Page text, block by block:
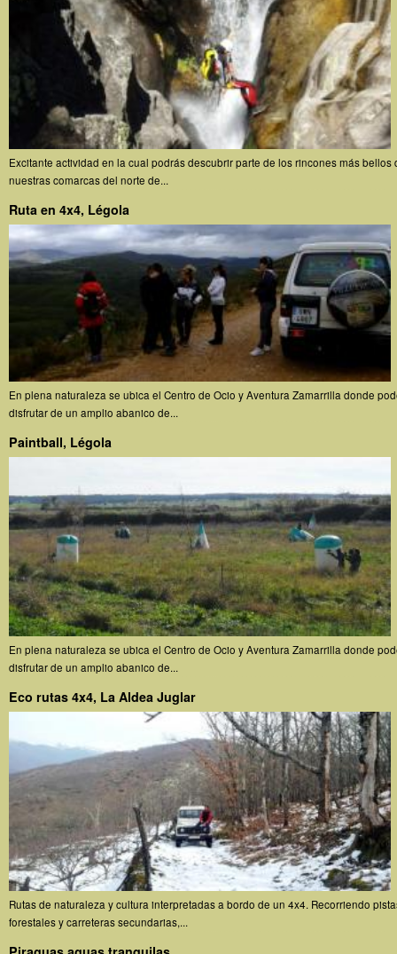
Excitante actividad en la cual podrás descubrir parte de los rincones más bellos
nuestras comarcas del norte de...
Ruta en 4x4, Légola
En plena naturaleza se ubica el Centro de Ocio y Aventura Zamarrilla donde
disfrutar de un amplio abanico de...
Paintball, Légola
En plena naturaleza se ubica el Centro de Ocio y Aventura Zamarrilla donde
disfrutar de un amplio abanico de...
Eco rutas 4x4, La Aldea Juglar
Rutas de naturaleza y cultura interpretadas a bordo de un 4x4. Recorriendo
forestales y carreteras secundarias,...